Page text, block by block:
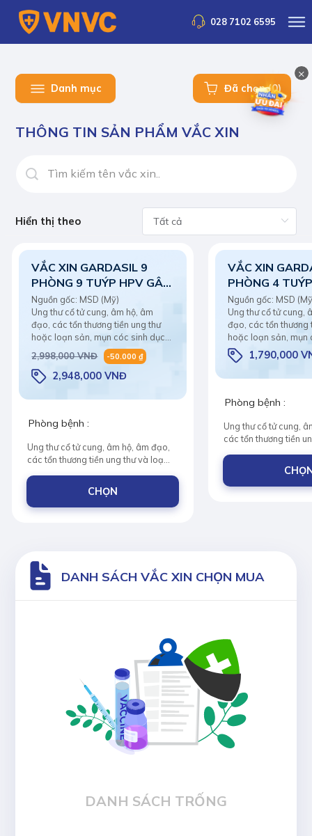
028 7102 6595
Danh mục Đã chọn (0)
THÔNG TIN SẢN PHẨM VẮC XIN
Hiển thị theo
VẮC XIN GARDASIL 9
PHÒNG 9 TUÝP HPV GÂY
UNG THƯ CỔ TỬ CUNG
VÀ CÁC BỆNH SINH DỤC
Nguồn gốc: MSD (Mỹ)
Ung thư cổ tử cung, âm hộ, âm
đạo, các tổn thương tiền ung thư
hoặc loạn sản, mụn cóc sinh dục
và các bệnh lý do nhiễm HPV
2,998,000 VNĐ -50.000 ₫
2,948,000 VNĐ
Phòng bệnh :
Ung thư cổ tử cung, âm hộ, âm đạo,
các tổn thương tiền ung thư và loạn
do nhiễm virus HPV
CHỌN
VẮC XIN
PHÒNG 4
UNG THƯ CỔ
VÀ CÁC BỆNH
Nguồn gốc:
Ung thư cổ tử cung,
đạo, các tổn thương
hoặc loạn sản, mụn
và các bệnh lý do
1,790,000
Phòng bệnh :
Ung thư cổ tử cung,
các tổn thương tiền
do nhiễm virus HPV
DANH SÁCH VẮC XIN CHỌN MUA
DANH SÁCH TRỐNG
×